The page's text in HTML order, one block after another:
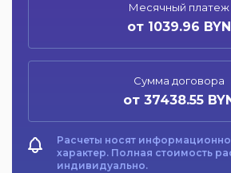
Месячный платеж
от 1039.96 BYN
Сумма договора
от 37438.55
Расчеты носят
характер. Полная стоимость
индивидуально.